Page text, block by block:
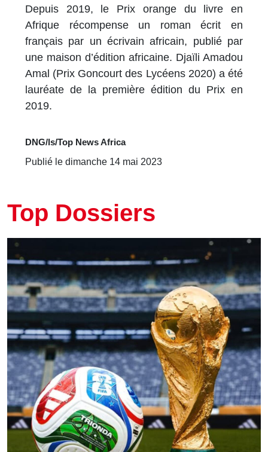
Depuis 2019, le Prix orange du livre en
Afrique récompense un roman écrit en
français par un écrivain africain, publié par
une maison d’édition africaine. Djaïli Amadou
Amal (Prix Goncourt des Lycéens 2020) a été
lauréate de la première édition du Prix en
2019.
DNG/ls/Top News Africa
Publié le dimanche 14 mai 2023
Top Dossiers